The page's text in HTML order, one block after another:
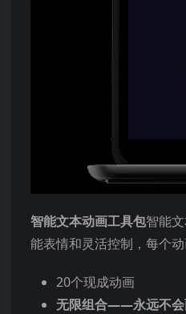
智能文本动画工具包智能
能表情和灵活控制，每个
20个现成动画
无限组合——永远不会